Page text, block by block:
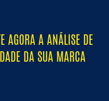
AGORA A ANÁLISE DE
DA SUA MARCA